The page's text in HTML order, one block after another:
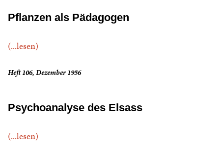
Pflanzen als Pädagogen
(...lesen)
Heft 106, Dezember 1956
Psychoanalyse des Elsass
(...lesen)